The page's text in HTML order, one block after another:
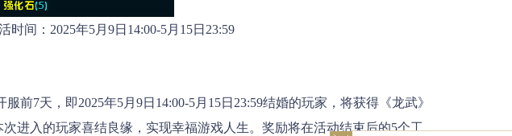
时间：2025年5月9日14:00-5月15日23:59
前7天，即2025年5月9日14:00-5月15日23:59结婚的玩家，将获得《龙武》
进入的玩家喜结良缘，实现幸福游戏人生。奖励将在活动结束后的5个工